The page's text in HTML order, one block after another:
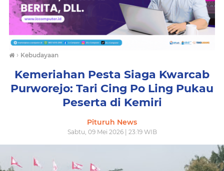
› Kebudayaan
Kemeriahan Pesta Siaga Kwarcab
Purworejo: Tari Cing Po Ling Pukau
Peserta di Kemiri
Pituruh News
Sabtu, 09 Mei 2026 | 23:19 WIB